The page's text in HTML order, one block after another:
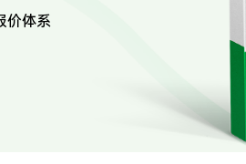
价体系